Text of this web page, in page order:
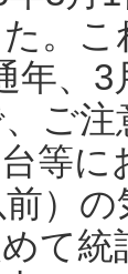
。こ
年、
ご
等に
前）
て